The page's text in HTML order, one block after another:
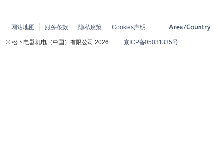
网站地图 服务条款 隐私政策 Cookies声明
© 松下电器机电（中国）有限公司 2026 京ICP备05031335号